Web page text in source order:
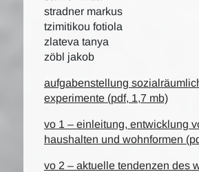
stradner markus
tzimitikou fotiola
zlateva tanya
zöbl jakob
aufgabenstellung
experimente (pdf, 1,7 mb)
vo 1 – einleitung, entwicklung
haushalten und wohnformen
vo 2 – aktuelle tendenzen des